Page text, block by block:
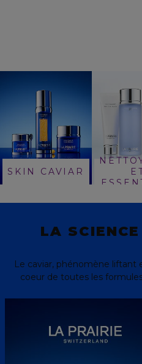
SKIN CAVIAR
LA
Le caviar, phénomène liftant
coeur de toutes les